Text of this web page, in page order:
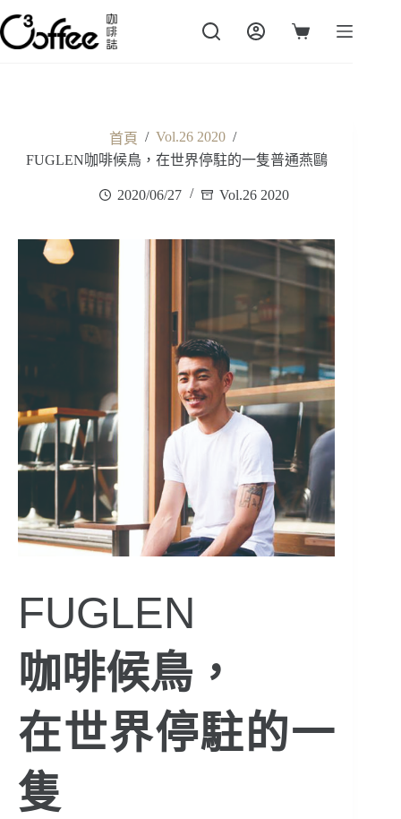
跳
至
主
購
首頁 / Vol.26 2020 /
FUGLEN咖啡候鳥，在世界停駐的一隻普通燕鷗
2020/06/27 Vol.26 2020
FUGLEN
咖啡候鳥，
在世界停駐的一
隻